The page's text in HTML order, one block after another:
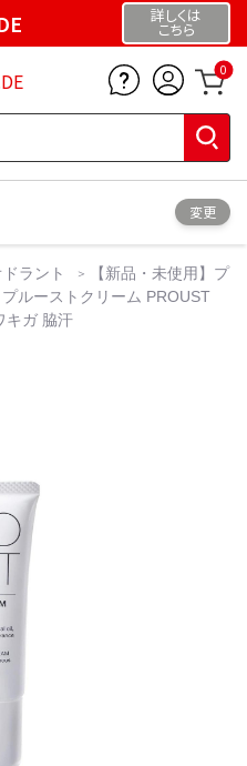
詳しくは
こちら
0
変更
ラント
【新品・未使用】プ
ルーストクリーム PROUST
キガ 脇汗